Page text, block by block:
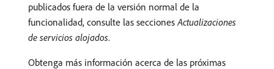
publicados fuera de la versión normal de la
funcionalidad, consulte las seccionesActualizaciones
de servicios alojados.
Obtenga más información acerca de las próximas